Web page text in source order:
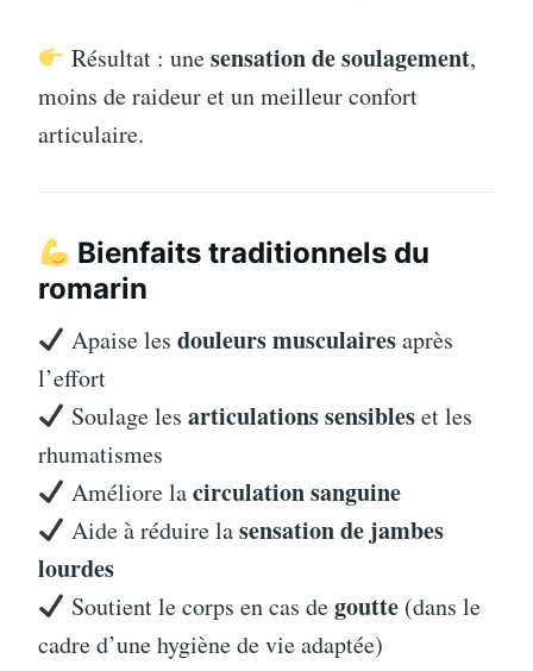
Résultat : unesensation de soulagement,
moins de raideur et un meilleur confort
articulaire.
Bienfaits traditionnels du
romarin
Apaise les douleurs musculairesaprès
l’effort
Soulage les articulations sensibleset les
rhumatismes
Améliore lacirculation sanguine
Aide à réduire lasensation de jambes
lourdes
Soutient le corps en cas degoutte(dans le
cadre d’une hygiène de vie adaptée)